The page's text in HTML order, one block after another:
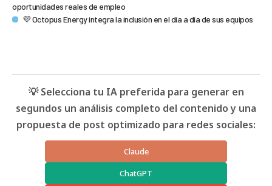
oportunidades reales de empleo
💜 Octopus Energy integra la inclusión en el día a día de sus equipos
💡 Selecciona tu IA preferida para generar en
segundos un análisis completo del contenido y una
propuesta de post optimizado para redes sociales:
Claude
ChatGPT